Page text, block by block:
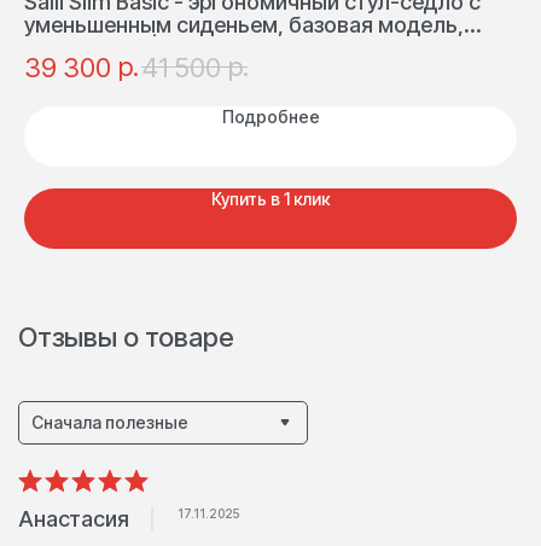
уменьшенным сиденьем, базовая модель,
39 300 р.41 500 р.
Подробнее
Купить в 1 клик
Отзывы о товаре
Сначала полезные
Анастасия 17.11.2025